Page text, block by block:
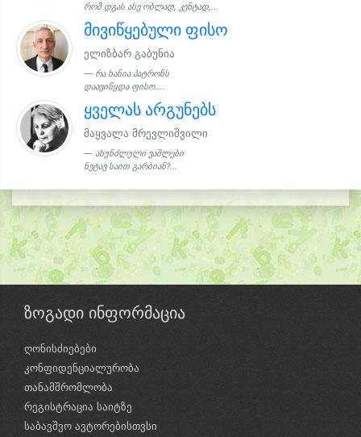
რომ დგას ასე ობლად, კენტად,...
მივიწყებული ფისო
ელიზბარ გაბუნია
რა ხანია პატრონს
დაავიწყდა ფისო....
ყველას არგუნებს
მაყვალა მრევლიშვილი
ახუნძლული ვაშლები
ნეტავ საით გარბიან?...
ზოგადი ინფორმაცია
ღონისძიებები
კონფიდენციალურობა
თანამშრომლობა
რეგისტრაცია საიტზე
საბავშვო ავტორებისთვსი